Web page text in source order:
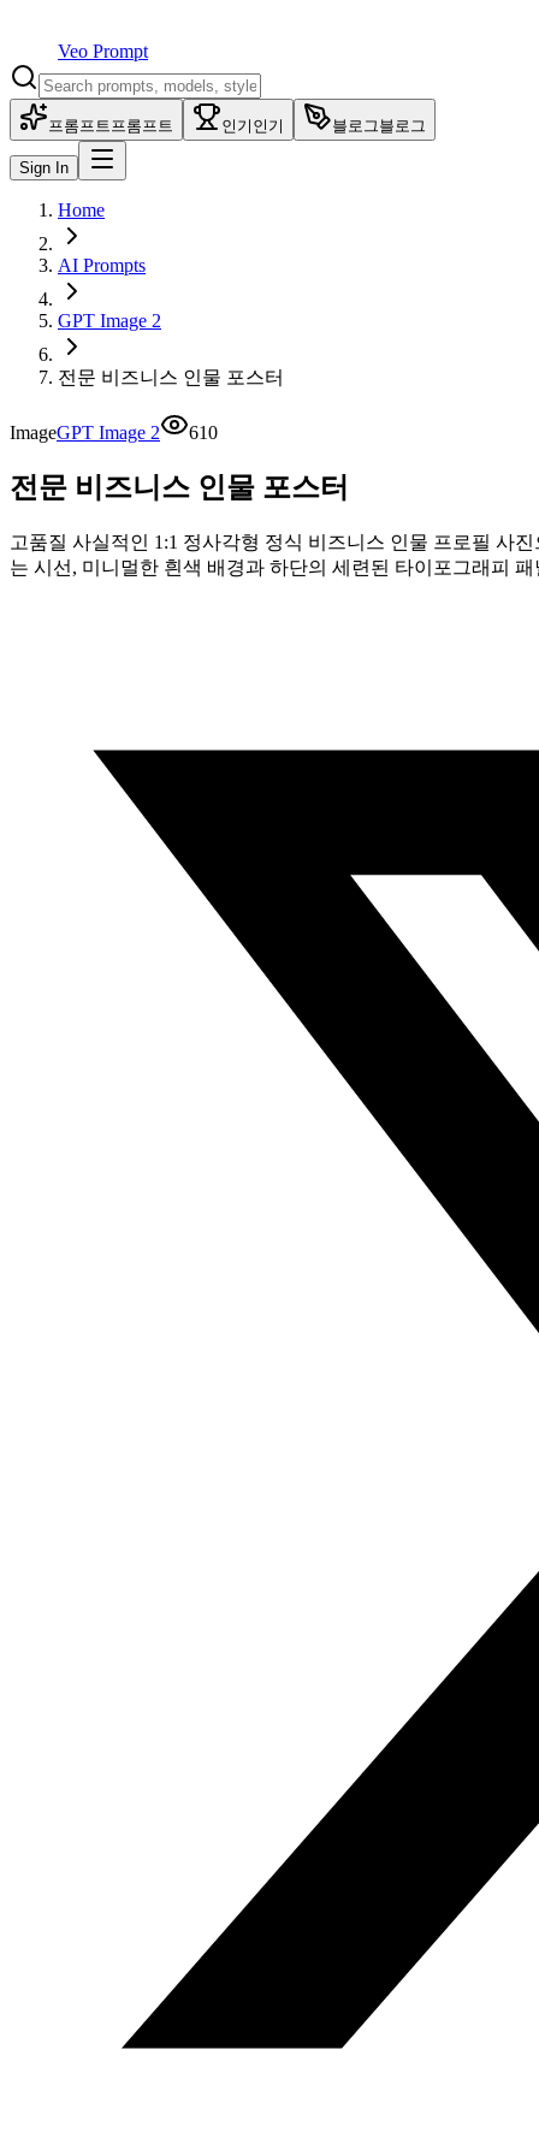
Veo Prompt
프롬프트프롬프트 인기 인기 블로그블로그
Sign In
Home
AI Prompts
GPT Image 2
전문 비즈니스 인물 포스터
ImageGPT Image 2 610
전문 비즈니스 인물 포스터
고품질 사실적인 1:1 정사각형 정식 비즈니스 인물 프로필 사
는 시선, 미니멀한 흰색 배경과 하단의 세련된 타이포그래피